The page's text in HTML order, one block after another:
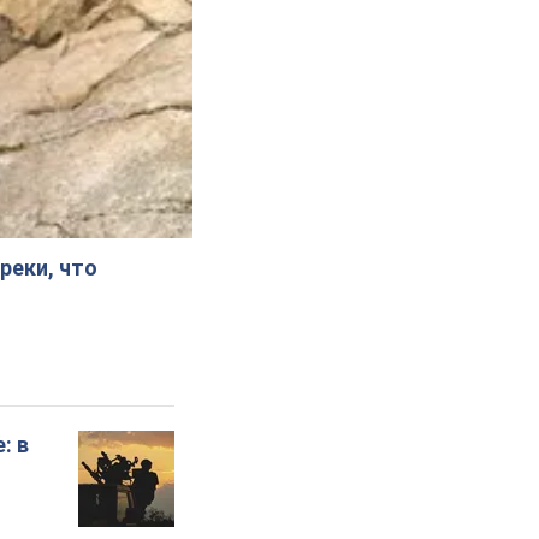
что
в